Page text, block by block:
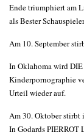
Ende triumphiert am
als Bester
Am 10. September
In Oklahoma wird
Kinderpornographie
Urteil wieder auf.
Am 30. Oktober stirbt
In Godards PIERROT